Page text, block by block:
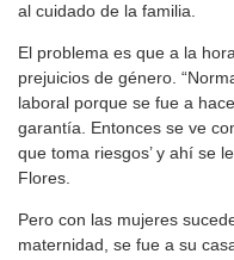
al cuidado de la familia.
El problema es que a la
prejuicios de género.
laboral porque se fue a
garantía. Entonces se ve
que toma riesgos’ y ahí se
Flores.
Pero con las mujeres
maternidad, se fue a su